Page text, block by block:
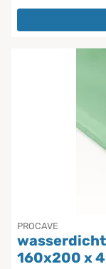
PROCAVE
160x200 x